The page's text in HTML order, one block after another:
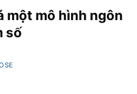
một mô hình ngôn
số